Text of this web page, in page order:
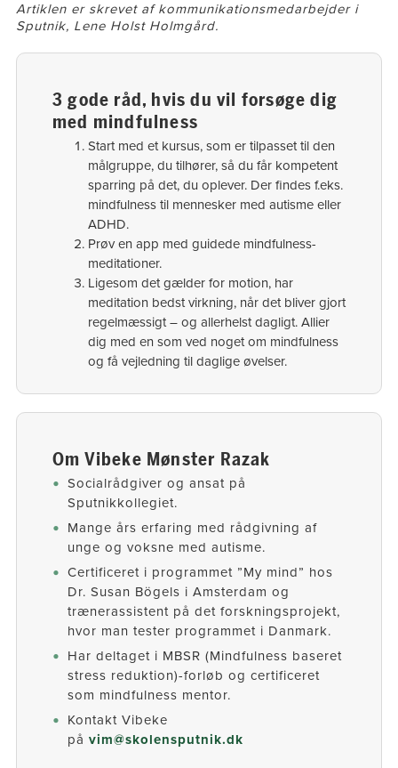
Artiklen er skrevet af kommunikationsmedarbejder i
Sputnik, Lene Holst Holmgård.
3 gode råd, hvis du vil forsøge dig
med mindfulness
​Start med et kursus, som er tilpasset til den
målgruppe, du tilhører, så du får kompetent
sparring på det, du oplever. Der findes f.eks.
mindfulness til mennesker med autisme eller
ADHD.
​Prøv en app med guidede mindfulness-
meditationer.
​Ligesom det gælder for motion, har
meditation bedst virkning, når det bliver gjort
regelmæssigt – og allerhelst dagligt. Allier
dig med en som ved noget om mindfulness
og få vejledning til daglige øvelser.​
Om Vibeke Mønster Razak
​Socialrådgiver og ansat på
Sputnikkollegiet.
​Mange års erfaring med rådgivning af
unge og voksne med autisme.
​Certificeret i programmet ”My mind” hos
Dr. Susan Bögels i Amsterdam og
trænerassistent på det forskningsprojekt,
hvor man tester programmet i Danmark.
Har deltaget i MBSR (Mindfulness baseret
stress reduktion)-forløb og certificeret
som mindfulness mentor.
Kontakt Vibeke
på vim@skolensputnik.dk